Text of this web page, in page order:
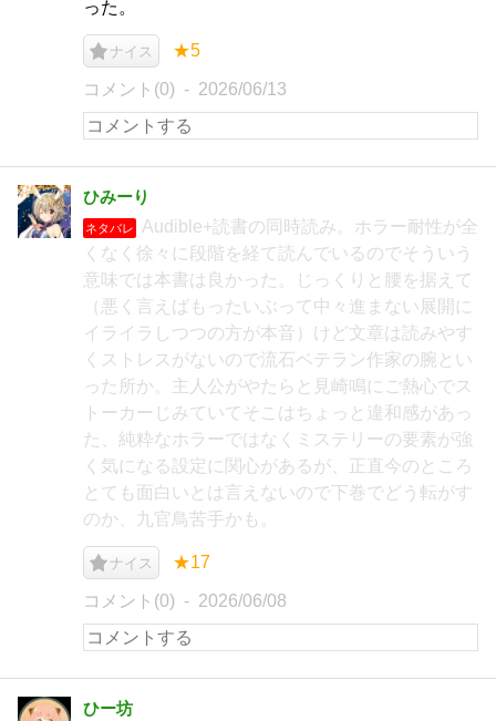
った。
ナイス ★5
コメント(0) 2026/06/13
ひみーり
ネタバレ
Audible+読書の同時読み。ホラー耐性が全
くなく徐々に段階を経て読んでいるのでそういう
意味では本書は良かった。じっくりと腰を据えて
（悪く言えばもったいぶって中々進まない展開に
イライラしつつの方が本音）けど文章は読みやす
くストレスがないので流石ベテラン作家の腕とい
った所か。主人公がやたらと見崎鳴にご熱心でス
トーカーじみていてそこはちょっと違和感があっ
た、純粋なホラーではなくミステリーの要素が強
く気になる設定に関心があるが、正直今のところ
とても面白いとは言えないので下巻でどう転がす
のか、九官鳥苦手かも。
ナイス ★17
コメント(0) 2026/06/08
ひー坊